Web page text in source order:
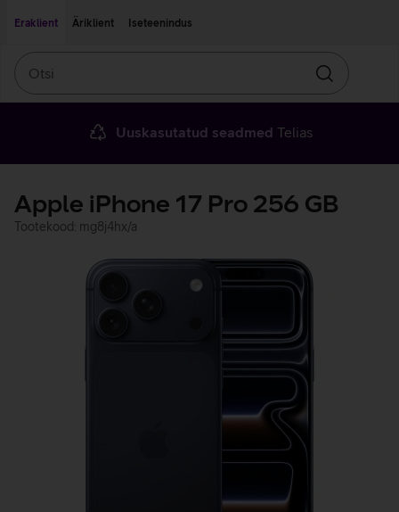
Eraklient
Äriklient Iseteenindus
Otsin
Uuskasutatud seadmed Telias
Apple iPhone 17 Pro 256 GB
Tootekood: mg8j4hx/a